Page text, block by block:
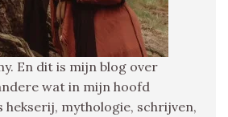
En dit is mijn blog over
wat in mijn hoofd
hekserij, mythologie, schrijven,